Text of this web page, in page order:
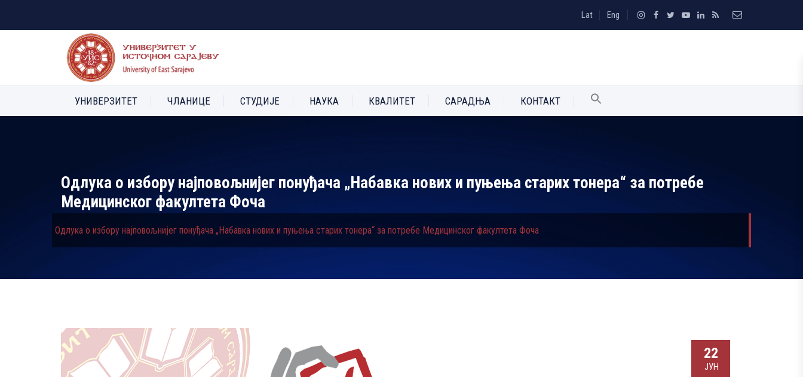
Lat Eng
УНИВЕРЗИТЕТ ЧЛАНИЦЕ СТУДИЈЕ НАУКА КВАЛИТЕТ САРАДЊА КОНТАКТ
Одлука о избору најповољнијег понуђача „Набавка нових и пуњења старих тонера“ за потребе
Медицинског факултета Фоча
Одлука о избору најповољнијег понуђача „Набавка нових и пуњења старих тонера“ за потребе Медицинског факултета Фоча
22
ЈУН